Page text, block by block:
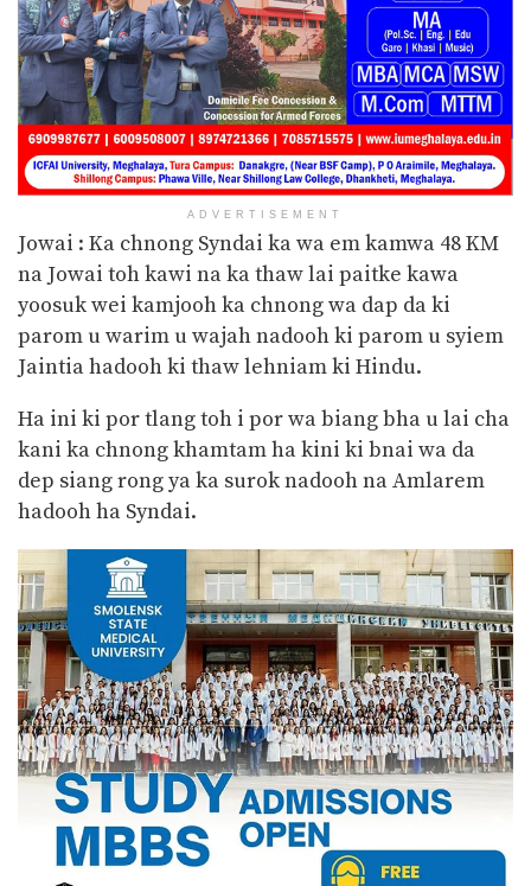
ADVERTISEMENT
Jowai : Ka chnong Syndai ka wa em kamwa 48 KM
na Jowai toh kawi na ka thaw lai paitke kawa
yoosuk wei kamjooh ka chnong wa dap da ki
parom u warim u wajah nadooh ki parom u syiem
Jaintia hadooh ki thaw lehniam ki Hindu.
Ha ini ki por tlang toh i por wa biang bha u lai cha
kani ka chnong khamtam ha kini ki bnai wa da
dep siang rong ya ka surok nadooh na Amlarem
hadooh ha Syndai.